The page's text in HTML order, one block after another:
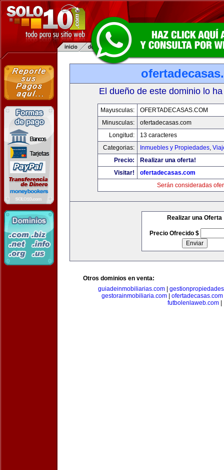
El dueño de este dominio lo
Mayusculas:
OFERTADECASAS.COM
Minusculas:
ofertadecasas.com
Longitud:
13 caracteres
Categorias:
Inmuebles y Propiedades,
Precio:
Realizar una oferta!
Visitar!
ofertadecasas.com
Serán consideradas
Realizar una Oferta
Precio Ofrecido $
Otros dominios en venta:
guiadeinmobiliarias.com|
gestorainmobiliaria.com| ofertadecasas.com
futbolenlaweb.com|